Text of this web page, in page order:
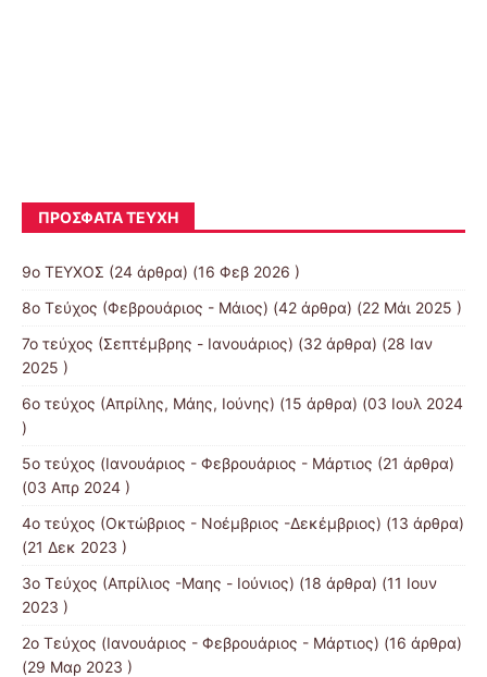
ΠΡΌΣΦΑΤΑ ΤΕΎΧΗ
9ο ΤΕΥΧΟΣ (24 άρθρα) (16 Φεβ 2026 )
8o Τεύχος (Φεβρουάριος - Μάιος) (42 άρθρα) (22 Μάι 2025 )
7o τεύχος (Σεπτέμβρης - Ιανουάριος) (32 άρθρα) (28 Ιαν
2025 )
6ο τεύχος (Απρίλης, Μάης, Ιούνης) (15 άρθρα) (03 Ιουλ 2024
)
5ο τεύχος (Ιανουάριος - Φεβρουάριος - Μάρτιος (21 άρθρα)
(03 Απρ 2024 )
4o τεύχος (Οκτώβριος - Νοέμβριος -Δεκέμβριος) (13 άρθρα)
(21 Δεκ 2023 )
3o Τεύχος (Απρίλιος -Μαης - Ιούνιος) (18 άρθρα) (11 Ιουν
2023 )
2o Τεύχος (Ιανουάριος - Φεβρουάριος - Μάρτιος) (16 άρθρα)
(29 Μαρ 2023 )